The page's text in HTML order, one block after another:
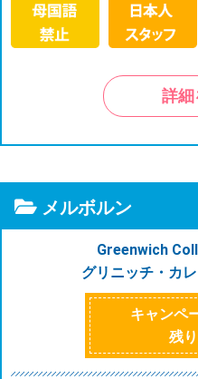
詳細
メルボルン
Greenwich
グリニッチ・カ
キャンペ
残り